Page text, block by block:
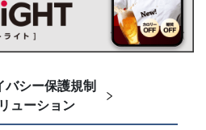
バシー保護規制
ューション